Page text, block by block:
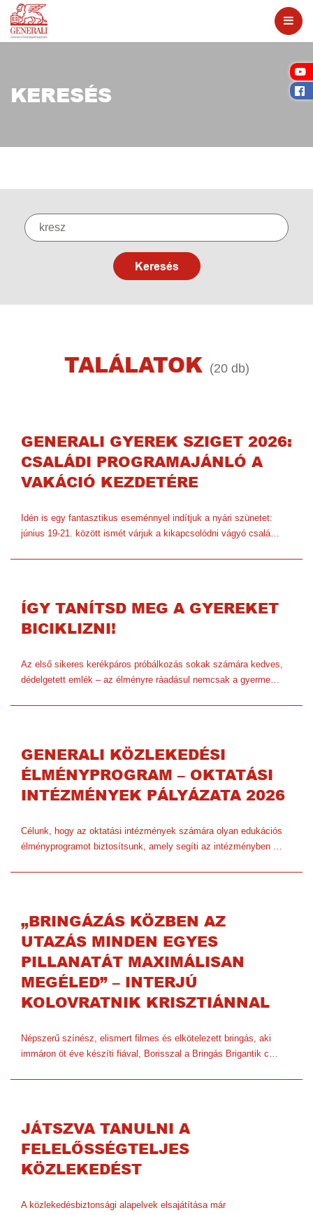
KERESÉS
Keresés
TALÁLATOK (20 db)
GENERALI GYEREK SZIGET 2026:
CSALÁDI PROGRAMAJÁNLÓ A
VAKÁCIÓ KEZDETÉRE
Idén is egy fantasztikus eseménnyel indítjuk a nyári szünetet:
június 19-21. között ismét várjuk a kikapcsolódni vágyó csalá…
ÍGY TANÍTSD MEG A GYEREKET
BICIKLIZNI!
Az első sikeres kerékpáros próbálkozás sokak számára kedves,
dédelgetett emlék – az élményre ráadásul nemcsak a gyerme…
GENERALI KÖZLEKEDÉSI
ÉLMÉNYPROGRAM – OKTATÁSI
INTÉZMÉNYEK PÁLYÁZATA 2026
Célunk, hogy az oktatási intézmények számára olyan edukációs
élményprogramot biztosítsunk, amely segíti az intézményben …
„BRINGÁZÁS KÖZBEN AZ
UTAZÁS MINDEN EGYES
PILLANATÁT MAXIMÁLISAN
MEGÉLED” – INTERJÚ
KOLOVRATNIK KRISZTIÁNNAL
Népszerű színész, elismert filmes és elkötelezett bringás, aki
immáron öt éve készíti fiával, Borisszal a Bringás Brigantik c…
JÁTSZVA TANULNI A
FELELŐSSÉGTELJES
KÖZLEKEDÉST
A közlekedésbiztonsági alapelvek elsajátítása már